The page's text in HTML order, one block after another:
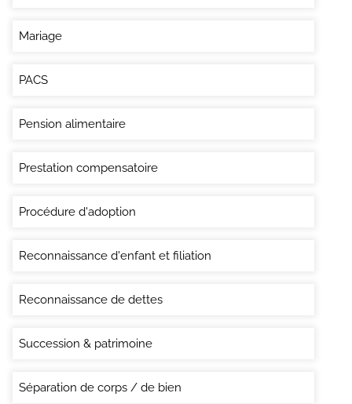
Mariage
PACS
Pension alimentaire
Prestation compensatoire
Procédure d'adoption
Reconnaissance d'enfant et filiation
Reconnaissance de dettes
Succession & patrimoine
Séparation de corps / de bien